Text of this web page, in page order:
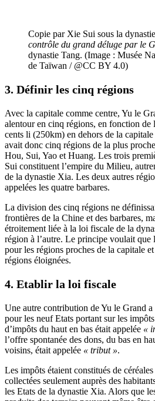
Copie par Xie Sui sous la
contrôle du grand déluge par le
dynastie Tang. (Image : Musée
de Taïwan / @CC BY 4.0)
3. Définir les cinq régions
Avec la capitale comme centre, Yu le
alentour en cinq régions, en fonction
cents li (250km) en dehors de la
avait donc cinq régions de la plus
Hou, Sui, Yao et Huang. Les trois
Sui constituent l’empire du Milieu,
de la dynastie Xia. Les deux autres
appelées les quatre barbares.
La division des cinq régions ne
frontières de la Chine et des barbares,
étroitement liée à la loi fiscale de la
région à l’autre. Le principe voulait que
pour les régions proches de la capitale
régions éloignées.
4. Etablir la loi fiscale
Une autre contribution de Yu le Grand
pour les neuf Etats portant sur les
d’impôts du haut en bas était appelée «
l’offre spontanée des dons, du bas en
voisins, était appelée « tribut ».
Les impôts étaient constitués de
collectées seulement auprès des
les Etats de la dynastie Xia. Alors que